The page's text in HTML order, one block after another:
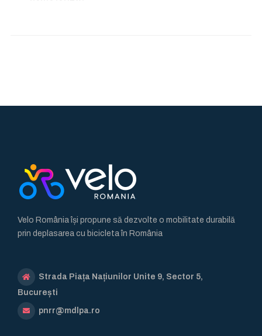
Velo România își propune să dezvolte o mobilitate durabilă
prin deplasarea cu bicicleta în România
Strada Piața Națiunilor Unite 9, Sector 5,
București
pnrr@mdlpa.ro